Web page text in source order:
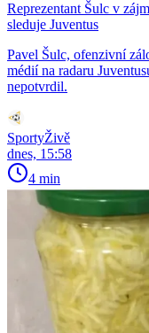
Reprezentant Šulc v
sleduje Juventus
Pavel Šulc, ofenzivní
médií na radaru
nepotvrdil.
SportyŽivě
dnes, 15:58
4 min